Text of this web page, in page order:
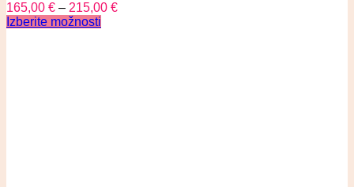
165,00 € – 215,00 €
Izberite možnosti